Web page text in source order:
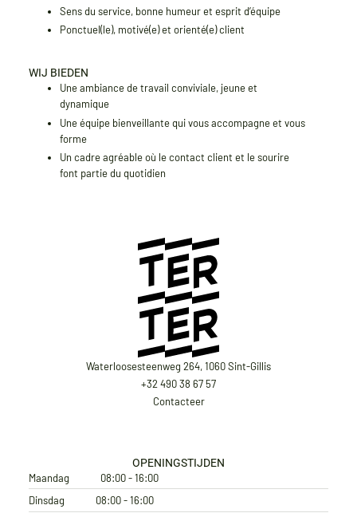
Sens du service, bonne humeur et esprit d’équipe
Ponctuel(le), motivé(e) et orienté(e) client
WIJ BIEDEN
Uneambiance de travail conviviale, jeune et
dynamique
Une équipe bienveillante qui vous accompagne et vous
forme
Un cadre agréable où le contact client et le sourire
font partie du quotidien
Waterloosesteenweg 264, 1060 Sint-Gillis
+32 490 38 67 57
Contacteer
OPENINGSTIJDEN
Maandag
08:00 - 16:00
Dinsdag
08:00 - 16:00